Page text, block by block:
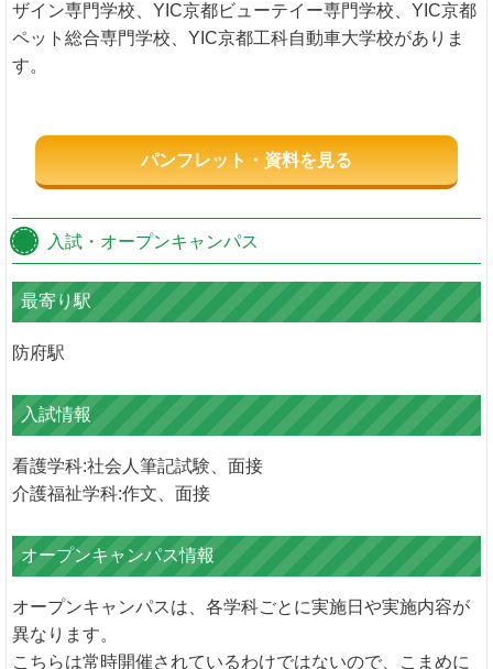
ザイン専門学校、YIC京都ビューテイー専門学校、YIC京都
ペット総合専門学校、YIC京都工科自動車大学校がありま
す。
パンフレット・資料を見る
入試・オープンキャンパス
最寄り駅
防府駅
入試情報
看護学科:社会人筆記試験、面接
介護福祉学科:作文、面接
オープンキャンパス情報
オープンキャンパスは、各学科ごとに実施日や実施内容が
異なります。
こちらは常時開催されているわけではないので、こまめに